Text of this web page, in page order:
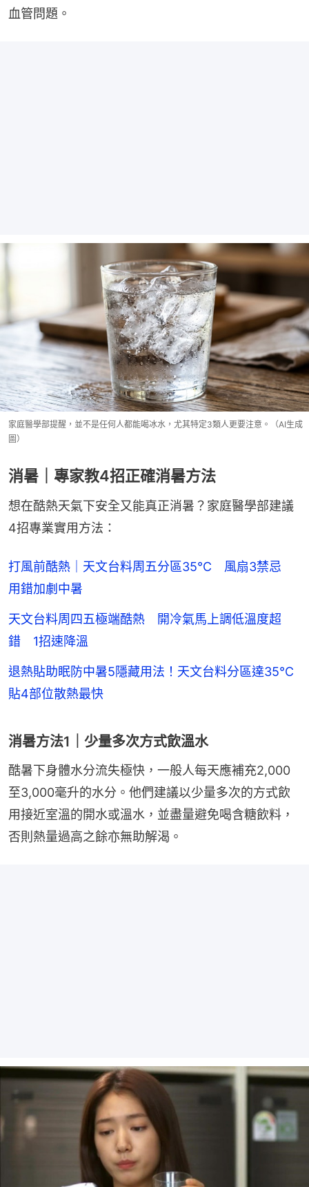
血管問題。
家庭醫學部提醒，並不是任何人都能喝冰水，尤其特定3類人更要注意。（AI生成
圖）
消暑｜專家教4招正確消暑方法
想在酷熱天氣下安全又能真正消暑？家庭醫學部建議
4招專業實用方法：
打風前酷熱｜天文台料周五分區35°C 風扇3禁忌
用錯加劇中暑
天文台料周四五極端酷熱 開冷氣馬上調低溫度超
錯 1招速降溫
退熱貼助眠防中暑5隱藏用法！天文台料分區達35°C
貼4部位散熱最快
消暑方法1｜少量多次方式飲溫水
酷暑下身體水分流失極快，一般人每天應補充2,000
至3,000毫升的水分。他們建議以少量多次的方式飲
用接近室溫的開水或溫水，並盡量避免喝含糖飲料，
否則熱量過高之餘亦無助解渴。